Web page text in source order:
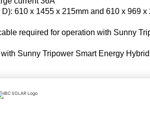
610 x 1455 x 215mm and 610 x 969 x
required for operation with Sunny
Sunny Tripower Smart Energy